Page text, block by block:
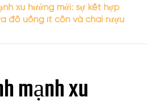
xu hướng mới: sự kết hợp
đồ uống ít cồn và chai rượu
mạnh xu